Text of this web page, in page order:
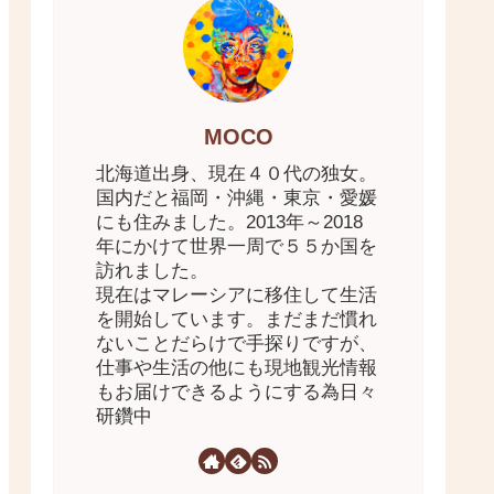
MOCO
北海道出身、現在４０代の独女。
国内だと福岡・沖縄・東京・愛媛
にも住みました。2013年～2018
年にかけて世界一周で５５か国を
訪れました。
現在はマレーシアに移住して生活
を開始しています。まだまだ慣れ
ないことだらけで手探りですが、
仕事や生活の他にも現地観光情報
もお届けできるようにする為日々
研鑽中